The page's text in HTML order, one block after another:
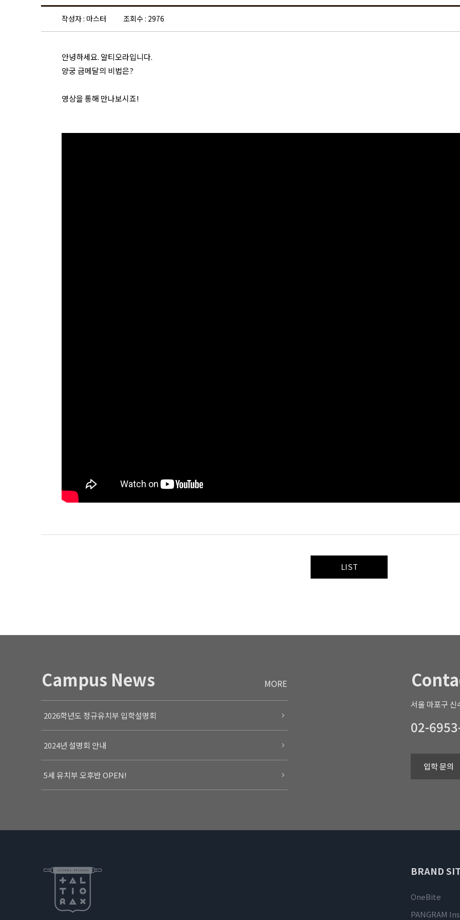
작성자 : 마스터 조회수 : 2976
안녕하세요. 알티오라입니다.
양궁 금메달의 비법은?
영상을 통해 만나보시죠!
LIST
Campus News MORE
2026학년도 정규유치부 입학설명회
2024년 설명회 안내
5세 유치부 오후반 OPEN!
서울 마포구 신
02-
입학 문의
BRAND
OneBite
PANGRAM